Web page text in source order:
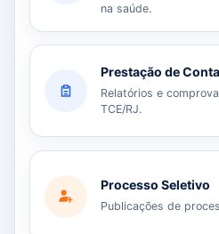
na saúde.
Prestação de
Relatórios e
TCE/RJ.
Processo Seletivo
Publicações de